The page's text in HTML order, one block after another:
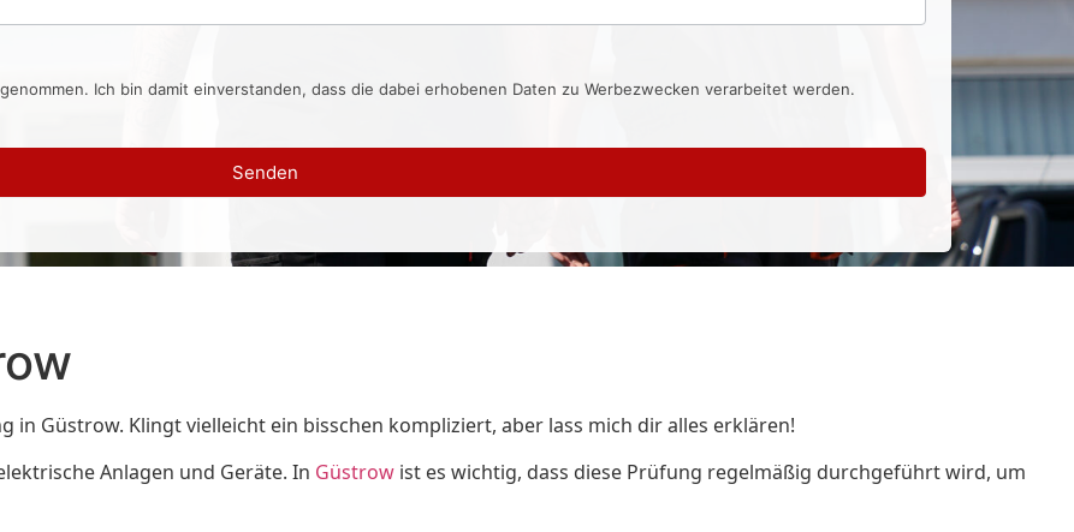
Ich bin damit einverstanden, dass die dabei erhobenen Daten zu Werbezwecken verarbeitet werden.
Senden
in Güstrow. Klingt vielleicht ein bisschen kompliziert, aber lass mich dir alles erklären!
Anlagen und Geräte. In Güstrow ist es wichtig, dass diese Prüfung regelmäßig durchgeführt wird, um